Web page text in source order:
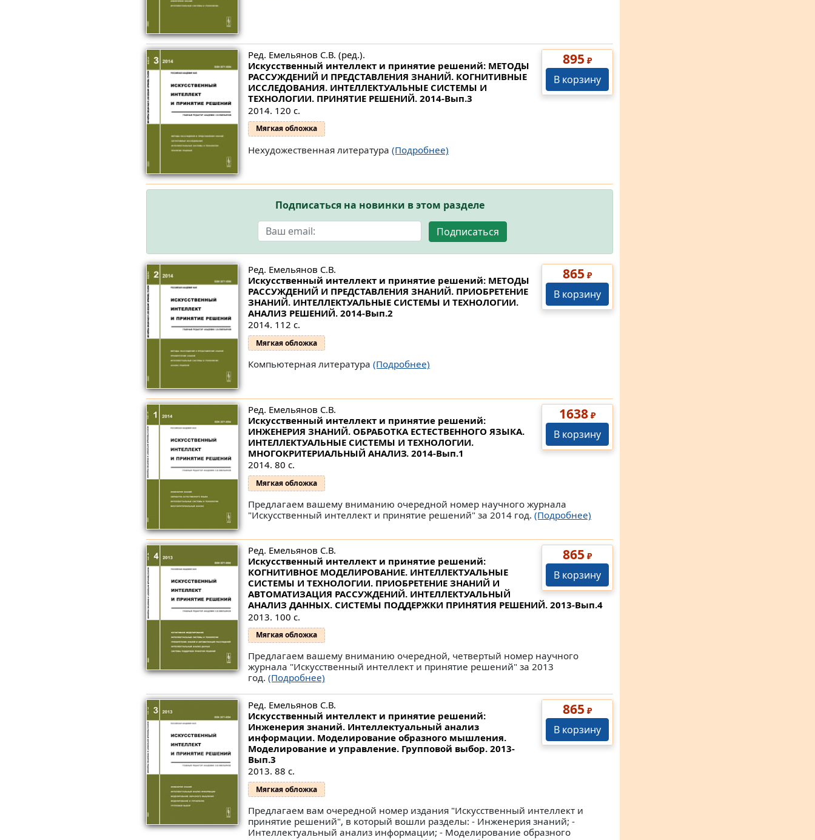
895 ₽
В корзину
Ред. Емельянов С.В. (ред.).
Искусственный интеллект и принятие решений: МЕТОДЫ
РАССУЖДЕНИЙ И ПРЕДСТАВЛЕНИЯ ЗНАНИЙ. КОГНИТИВНЫЕ
ИССЛЕДОВАНИЯ. ИНТЕЛЛЕКТУАЛЬНЫЕ СИСТЕМЫ И
ТЕХНОЛОГИИ. ПРИНЯТИЕ РЕШЕНИЙ. 2014-Вып.3
2014. 120 с.
Мягкая обложка
Нехудожественная литература (Подробнее)
Подписаться на новинки в этом разделе
Подписаться
865 ₽
В корзину
Ред. Емельянов С.В.
Искусственный интеллект и принятие решений: МЕТОДЫ
РАССУЖДЕНИЙ И ПРЕДСТАВЛЕНИЯ ЗНАНИЙ. ПРИОБРЕТЕНИЕ
ЗНАНИЙ. ИНТЕЛЛЕКТУАЛЬНЫЕ СИСТЕМЫ И ТЕХНОЛОГИИ.
АНАЛИЗ РЕШЕНИЙ. 2014-Вып.2
2014. 112 с.
Мягкая обложка
Компьютерная литература (Подробнее)
1638 ₽
В корзину
Ред. Емельянов С.В.
Искусственный интеллект и принятие решений:
ИНЖЕНЕРИЯ ЗНАНИЙ. ОБРАБОТКА ЕСТЕСТВЕННОГО ЯЗЫКА.
ИНТЕЛЛЕКТУАЛЬНЫЕ СИСТЕМЫ И ТЕХНОЛОГИИ.
МНОГОКРИТЕРИАЛЬНЫЙ АНАЛИЗ. 2014-Вып.1
2014. 80 с.
Мягкая обложка
Предлагаем вашему вниманию очередной номер научного журнала
"Искусственный интеллект и принятие решений" за 2014 год. (Подробнее)
865 ₽
В корзину
Ред. Емельянов С.В.
Искусственный интеллект и принятие решений:
КОГНИТИВНОЕ МОДЕЛИРОВАНИЕ. ИНТЕЛЛЕКТУАЛЬНЫЕ
СИСТЕМЫ И ТЕХНОЛОГИИ. ПРИОБРЕТЕНИЕ ЗНАНИЙ И
АВТОМАТИЗАЦИЯ РАССУЖДЕНИЙ. ИНТЕЛЛЕКТУАЛЬНЫЙ
АНАЛИЗ ДАННЫХ. СИСТЕМЫ ПОДДЕРЖКИ ПРИНЯТИЯ РЕШЕНИЙ. 2013-Вып.4
2013. 100 с.
Мягкая обложка
Предлагаем вашему вниманию очередной, четвертый номер научного
журнала "Искусственный интеллект и принятие решений" за 2013
год. (Подробнее)
865 ₽
В корзину
Ред. Емельянов С.В.
Искусственный интеллект и принятие решений:
Инженерия знаний. Интеллектуальный анализ
информации. Моделирование образного мышления.
Моделирование и управление. Групповой выбор. 2013-
Вып.3
2013. 88 с.
Мягкая обложка
Предлагаем вам очередной номер издания "Искусственный интеллект и
принятие решений", в который вошли разделы: - Инженерия знаний; -
Интеллектуальный анализ информации; - Моделирование образного